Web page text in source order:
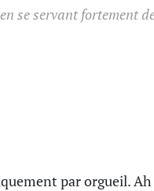
se servant fortement
par orgueil. Ah